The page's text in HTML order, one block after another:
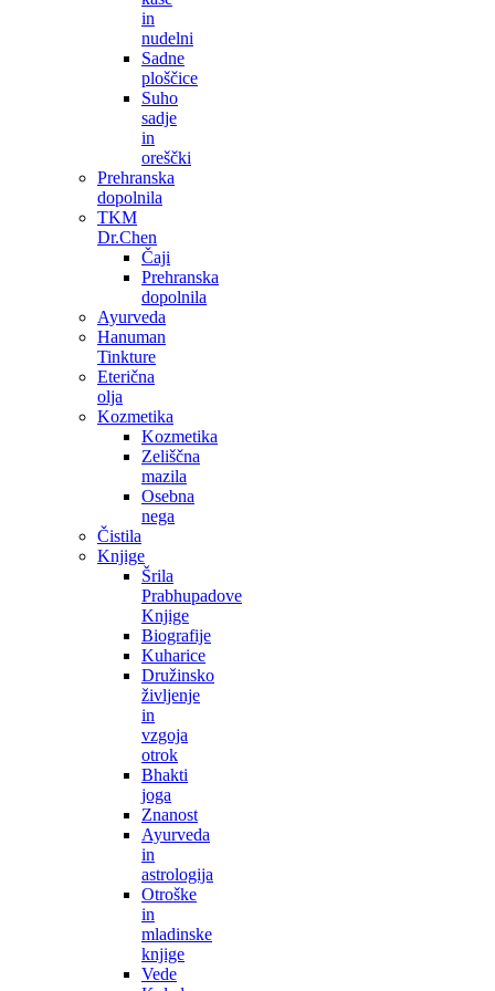
in
nudelni
Sadne
ploščice
Suho
sadje
in
oreščki
Prehranska
dopolnila
TKM
Dr.Chen
Čaji
Prehranska
dopolnila
Ayurveda
Hanuman
Tinkture
Eterična
olja
Kozmetika
Kozmetika
Zeliščna
mazila
Osebna
nega
Čistila
Knjige
Šrila
Prabhupadove
Knjige
Biografije
Kuharice
Družinsko
življenje
in
vzgoja
otrok
Bhakti
joga
Znanost
Ayurveda
in
astrologija
Otroške
in
mladinske
knjige
Vede